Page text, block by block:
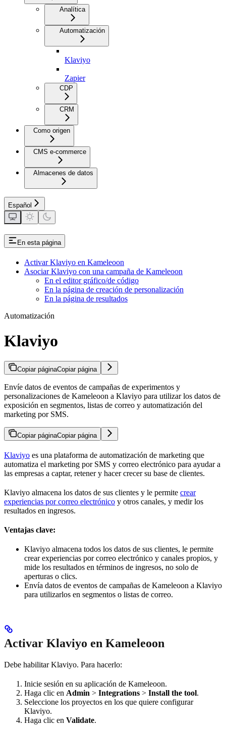
Analítica
Automatización
Klaviyo
Zapier
CDP
CRM
Como origen
CMS e-commerce
Almacenes de datos
Español
En esta página
Activar Klaviyo en Kameleoon
Asociar Klaviyo con una campaña de Kameleoon
En el editor gráfico/de código
En la página de creación de personalización
En la página de resultados
Automatización
Klaviyo
Copiar páginaCopiar página
Envíe datos de eventos de campañas de experimentos y
personalizaciones de Kameleoon a Klaviyo para utilizar los datos de
exposición en segmentos, listas de correo y automatización del
marketing por SMS.
Copiar páginaCopiar página
Klaviyo es una plataforma de automatización de marketing que
automatiza el marketing por SMS y correo electrónico para ayudar a
las empresas a captar, retener y hacer crecer su base de clientes.
Klaviyo almacena los datos de sus clientes y le permite crear
experiencias por correo electrónico y otros canales, y medir los
resultados en ingresos.
Ventajas clave:
Klaviyo almacena todos los datos de sus clientes, le permite
crear experiencias por correo electrónico y canales propios, y
mide los resultados en términos de ingresos, no solo de
aperturas o clics.
Envía datos de eventos de campañas de Kameleoon a Klaviyo
para utilizarlos en segmentos o listas de correo.
Activar Klaviyo en Kameleoon
Debe habilitar Klaviyo. Para hacerlo:
Inicie sesión en su aplicación de Kameleoon.
Haga clic en Admin > Integrations > Install the tool.
Seleccione los proyectos en los que quiere configurar
Klaviyo.
Haga clic en Validate.